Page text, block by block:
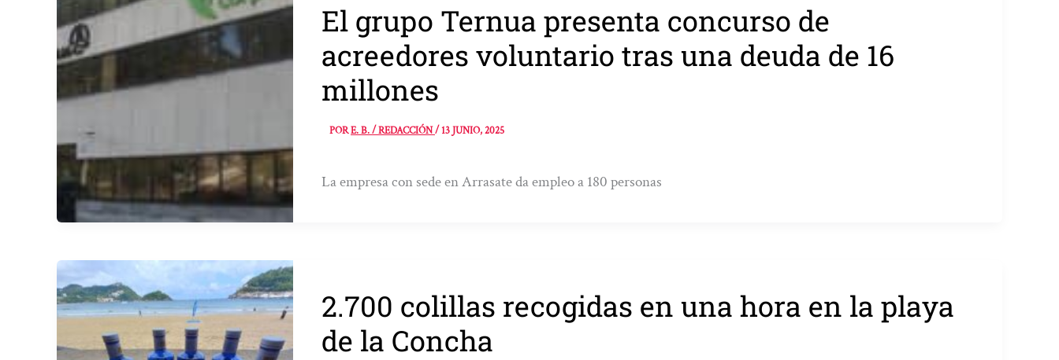
El grupo Ternua presenta concurso de
acreedores voluntario tras una deuda de 16
millones
PORE. B. / REDACCIÓN/13 JUNIO, 2025
La empresa con sede en Arrasate da empleo a 180 personas
2.700 colillas recogidas en una hora en la playa
de la Concha